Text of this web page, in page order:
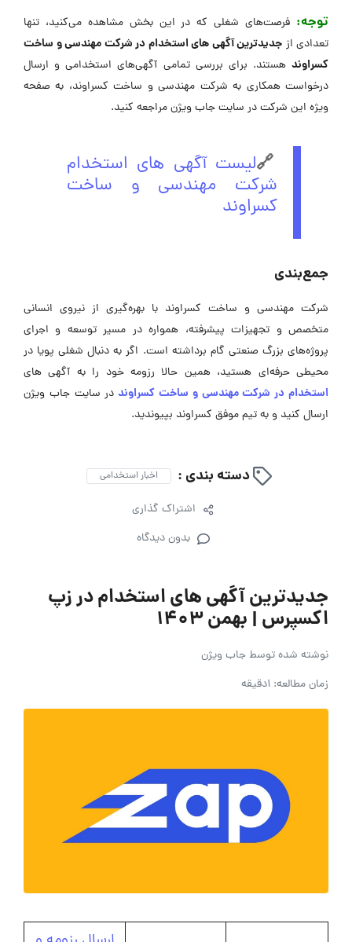
توجه: فرصت‌های شغلی که در این بخش مشاهده می‌کنید، تنها
تعدادی از جدیدترین آگهی های استخدام در شرکت مهندسی و ساخت
کسراوند هستند. برای بررسی تمامی آگهی‌های استخدامی و ارسال
درخواست همکاری به شرکت مهندسی و ساخت کسراوند، به صفحه
ویژه این شرکت در ‌سایت جاب ویژن مراجعه کنید.
🔗لیست آگهی های استخدام
شرکت مهندسی و ساخت
کسراوند
جمع‌بندی
شرکت مهندسی و ساخت کسراوند با بهره‌گیری از نیروی انسانی
متخصص و تجهیزات پیشرفته، همواره در مسیر توسعه و اجرای
پروژه‌های بزرگ صنعتی گام برداشته است. اگر به دنبال شغلی پویا در
محیطی حرفه‌ای هستید، همین حالا رزومه خود را به آگهی ‌های
استخدام در شرکت مهندسی و ساخت کسراوند در سایت جاب ویژن
ارسال کنید و به تیم موفق کسراوند بپیوندید.
دسته بندی : اخبار استخدامی
اشتراک گذاری
بدون دیدگاه
جدیدترین آگهی های استخدام در زپ
اکسپرس | بهمن ۱۴۰۳
نوشته شده توسطجاب ویژن
زمان مطالعه: 1دقیقه